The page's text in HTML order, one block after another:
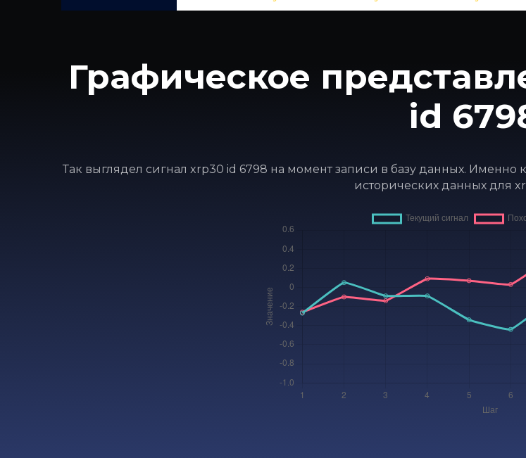
Графическое
id
Так выглядел сигнал xrp30 id 6798 на момент записи в базу данных.
исторических данных для